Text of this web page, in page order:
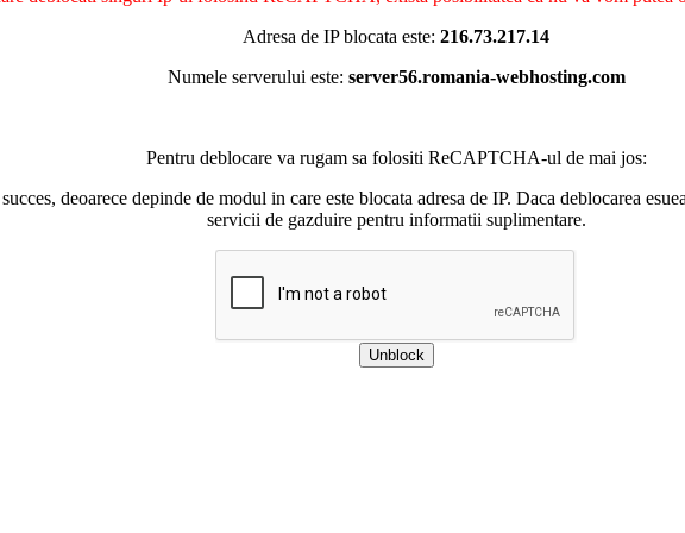
Adresa de IP blocata este: 216.73.217.14
Numele serverului este: server56.romania-webhosting.com
Pentru deblocare va rugam sa folositi ReCAPTCHA-ul de mai jos:
deoarece depinde de modul in care este blocata adresa de IP. Daca deblocarea
servicii de gazduire pentru informatii suplimentare.